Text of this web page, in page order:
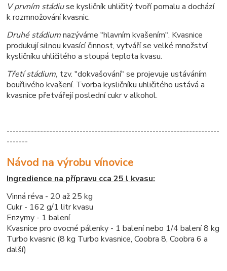
V prvním stádiuse kysličník uhličitý tvoří pomalu a dochází
k rozmnožování kvasnic.
Druhé stádiumnazýváme "hlavním kvašením". Kvasnice
produkují silnou kvasící činnost, vytváří se velké množství
kysličníku uhličitého a stoupá teplota kvasu.
Třetí stádium, tzv. "dokvašování" se projevuje ustáváním
bouřlivého kvašení. Tvorba kysličníku uhličitého ustává a
kvasnice přetvářejí poslední cukr v alkohol.
----------------------------------------------------------------------
-------
Návod na výrobu vínovice
Ingredience na přípravu cca 25 l kvasu:
Vinná réva - 20 až 25 kg
Cukr - 162 g/1 litr kvasu
Enzymy - 1 balení
Kvasnice pro ovocné pálenky - 1 balení nebo 1/4 balení 8 kg
Turbo kvasnic (8 kg Turbo kvasnice, Coobra 8, Coobra 6 a
další)